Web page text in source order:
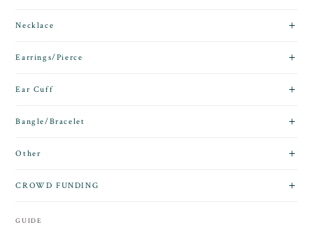
Necklace
Earrings/Pierce
Ear Cuff
Bangle/Bracelet
Other
CROWD FUNDING
GUIDE